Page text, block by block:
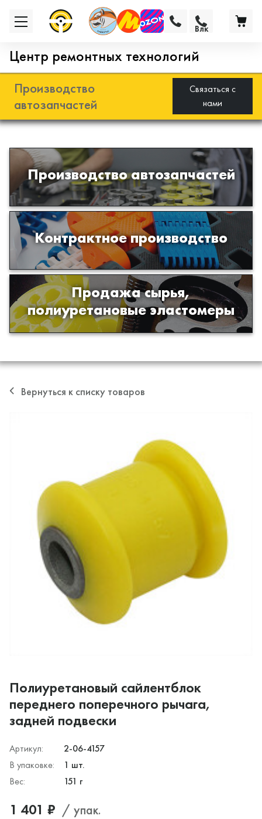
Центр ремонтных технологий
Производство
автозапчастей
Связаться с
нами
Производство автозапчастей
Разработка и производство деталей
из эластомеров для подвески
автомобиля
Контрактное производство
Производство изделий из пластиков
и полимеров по образцам либо
чертежам заказчика
Продажа сырья,
полиуретановые эластомеры
Продажа сырья для производства
изделий из полиуретана
Влк
Вернуться к списку товаров
Полиуретановый сайлентблок
переднего поперечного рычага,
задней подвески
Артикул:
2-06-4157
В упаковке:
1 шт.
Вес:
151 г
1 401 ₽ / упак.